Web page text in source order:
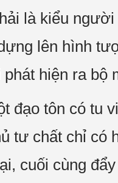
là kiểu
lên hình
hiện ra bộ
đạo tôn có tu
tư chất chỉ có
cuối cùng